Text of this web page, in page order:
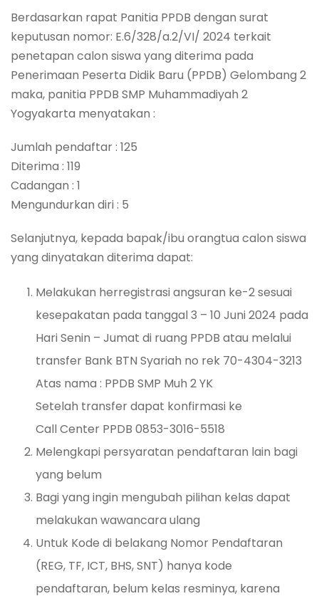
Berdasarkan rapat Panitia PPDB dengan surat
keputusan nomor: E.6/328/a.2/VI/ 2024 terkait
penetapan calon siswa yang diterima pada
Penerimaan Peserta Didik Baru (PPDB) Gelombang 2
maka, panitia PPDB SMP Muhammadiyah 2
Yogyakarta menyatakan :
Jumlah pendaftar : 125
Diterima : 119
Cadangan : 1
Mengundurkan diri : 5
Selanjutnya, kepada bapak/ibu orangtua calon siswa
yang dinyatakan diterima dapat:
Melakukan herregistrasi angsuran ke-2 sesuai
kesepakatan pada tanggal 3 – 10 Juni 2024 pada
Hari Senin – Jumat di ruang PPDB atau melalui
transfer Bank BTN Syariah no rek 70-4304-3213
Atas nama : PPDB SMP Muh 2 YK
Setelah transfer dapat konfirmasi ke
Call Center PPDB 0853-3016-5518
Melengkapi persyaratan pendaftaran lain bagi
yang belum
Bagi yang ingin mengubah pilihan kelas dapat
melakukan wawancara ulang
Untuk Kode di belakang Nomor Pendaftaran
(REG, TF, ICT, BHS, SNT) hanya kode
pendaftaran, belum kelas resminya, karena